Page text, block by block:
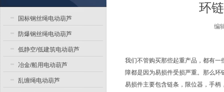
环
编
我们不管购买那些起重产品，都有一
障都是因为易损件受损严重。那么环
易损件主要包含链条，限位器，手
国标钢丝绳电动葫芦
防爆钢丝绳电动葫芦
低静空/低建筑电动葫芦
冶金/船用电动葫芦
乱缠绳电动葫芦